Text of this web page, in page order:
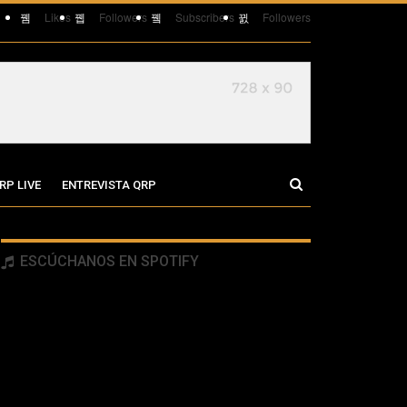
Likes Followers Subscribers Followers
LIVE ENTREVISTA QRP
ESCÚCHANOS EN SPOTIFY